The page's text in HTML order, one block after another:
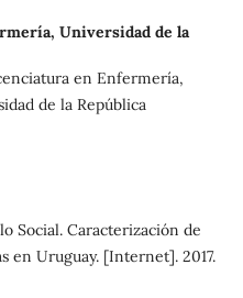
Universidad de la
en Enfermería,
de la República
Social. Caracterización de
en Uruguay. [Internet]. 2017.